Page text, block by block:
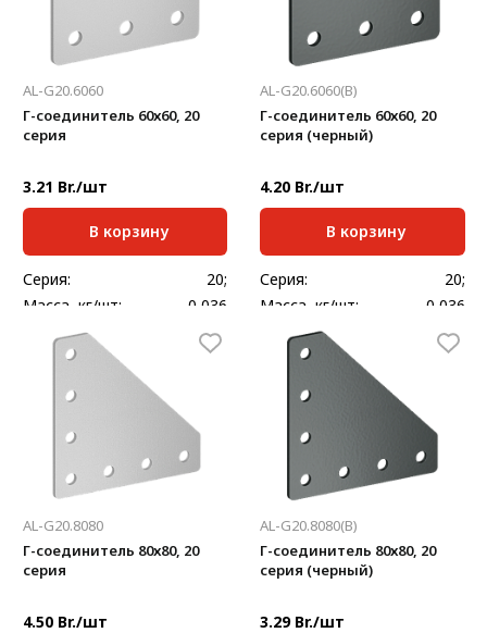
AL-G20.6060
Г-соединитель 60х60, 20
серия
3.21 Br./шт
В корзину
Серия:
20;
Масса, кг/шт:
0,036
Толщина, мм:
2
AL-G20.6060(В)
Г-соединитель 60х60, 20
серия (черный)
4.20 Br./шт
В корзину
Серия:
20;
Масса, кг/шт:
0,036
Толщина, мм:
2
AL-G20.8080
Г-соединитель 80х80, 20
серия
4.50 Br./шт
AL-G20.8080(B)
Г-соединитель 80х80, 20
серия (черный)
3.29 Br./шт